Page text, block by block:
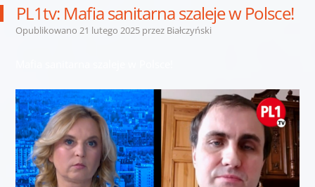
PL1tv: Mafia sanitarna szaleje w Polsce!
Opublikowano 21 lutego 2025przez Białczyński